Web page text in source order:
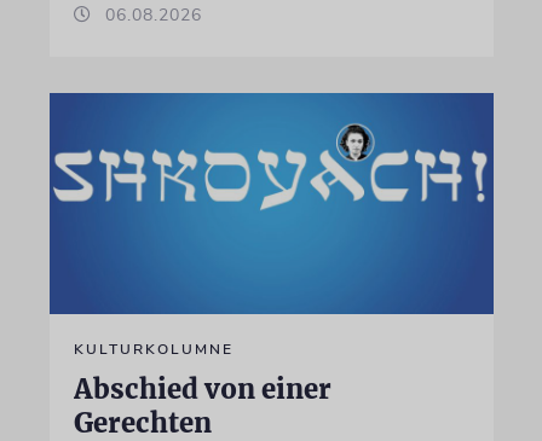
06.08.2026
KULTURKOLUMNE
Abschied von einer
Gerechten